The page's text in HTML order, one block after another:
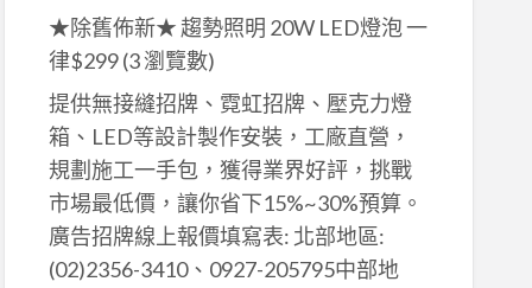
★除舊佈新★ 趨勢照明 20W LED燈泡 一
律$299(3 瀏覽數)
提供無接縫招牌、霓虹招牌、壓克力燈
箱、LED等設計製作安裝，工廠直營，
規劃施工一手包，獲得業界好評，挑戰
市場最低價，讓你省下15%~30%預算。
廣告招牌線上報價填寫表: 北部地區:
(02)2356-3410、0927-205795中部地